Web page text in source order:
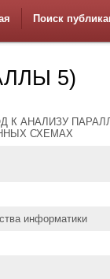
Поиск
5)
К АНАЛИЗУ
СХЕМАХ
информатики